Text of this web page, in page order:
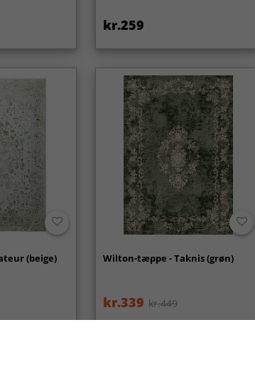
kr.259
(beige) Wilton-tæppe - Taknis (grøn)
kr.339 kr.449